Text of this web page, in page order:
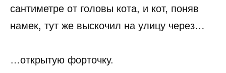
сантиметре от головы кота, и кот, поняв
намек, тут же выскочил на улицу через…
…открытую форточку.